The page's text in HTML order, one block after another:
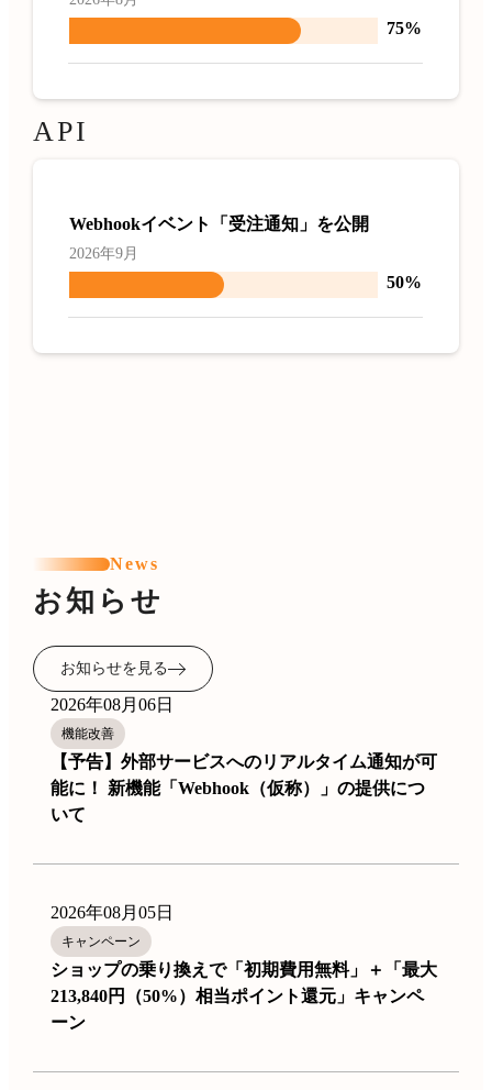
75%
API
Webhookイベント「受注通知」を公開
2026年9月
50%
News
お知らせ
お知らせを見る
2026年08月06日
機能改善
【予告】外部サービスへのリアルタイム通知が可
能に！ 新機能「Webhook（仮称）」の提供につ
いて
2026年08月05日
キャンペーン
ショップの乗り換えで「初期費用無料」＋「最大
213,840円（50%）相当ポイント還元」キャンペ
ーン